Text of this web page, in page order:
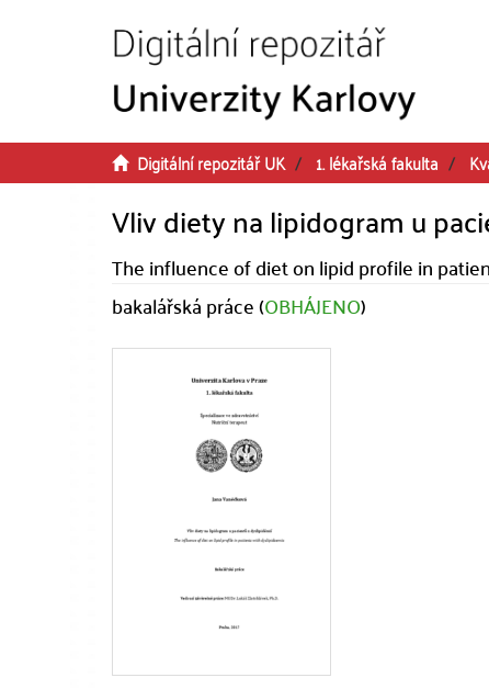
Digitální repozitář UK 1. lékařská fakulta
Vliv diety na lipidogram u
The influence of diet on lipid profile in
bakalářská práce (OBHÁJENO)